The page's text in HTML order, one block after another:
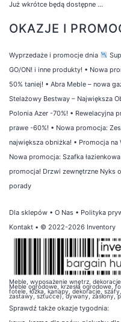
Już wkrótce będą dostępne ...
OKAZJE I
Wyprzedaże i promocje dnia
GO/ON! i inne produkty! • Nowa
50% taniej! • Abra Meble – nowa
Stelażowy Bestway – Największa
Polonia Azer -70%! • Rewelacyjna
prawe -60%! • Nowa promocja:
największa obniżka! • Promocja na
Nowa promocja: Szafka
promocja! Drzwi zewnętrzne Nyks
porady
Dla sklepów • O Nas • Polityka
Kontakt • © 2022-2026 Inventory
Meble, wyposażenie wnętrz,
Meble ogrodowe, krzesła ogrodowe,
fotele, łóżka, kanapy, dekoracje,
zastawy, sztućce), dywany, zasłony,
Sprawdź także okazje tygodnia: